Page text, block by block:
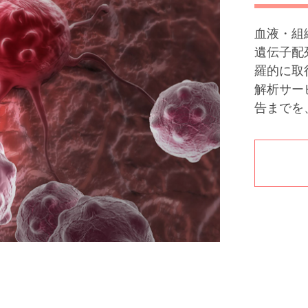
血液・
遺伝子配
羅的に取
解析サー
告までを